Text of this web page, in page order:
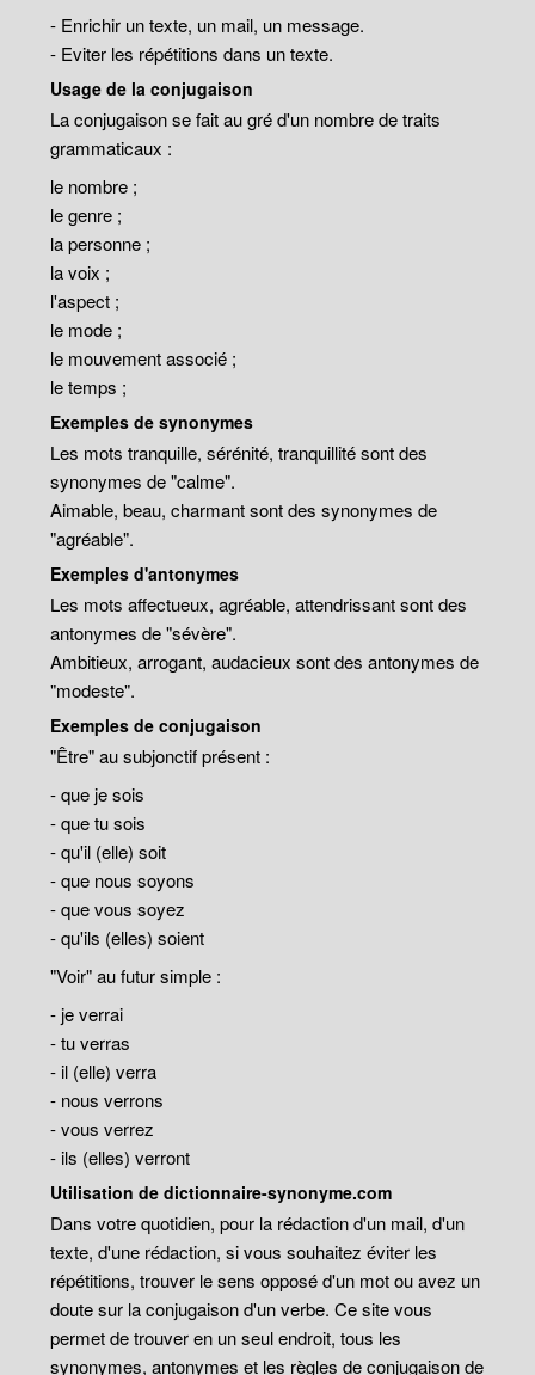
- Enrichir un texte, un mail, un message.
- Eviter les répétitions dans un texte.
Usage de la conjugaison
La conjugaison se fait au gré d'un nombre de traits
grammaticaux :
le nombre ;
le genre ;
la personne ;
la voix ;
l'aspect ;
le mode ;
le mouvement associé ;
le temps ;
Exemples de synonymes
Les mots tranquille, sérénité, tranquillité sont des
synonymes de "calme".
Aimable, beau, charmant sont des synonymes de
"agréable".
Exemples d'antonymes
Les mots affectueux, agréable, attendrissant sont des
antonymes de "sévère".
Ambitieux, arrogant, audacieux sont des antonymes de
"modeste".
Exemples de conjugaison
"Être" au subjonctif présent :
- que je sois
- que tu sois
- qu'il (elle) soit
- que nous soyons
- que vous soyez
- qu'ils (elles) soient
"Voir" au futur simple :
- je verrai
- tu verras
- il (elle) verra
- nous verrons
- vous verrez
- ils (elles) verront
Utilisation de dictionnaire-synonyme.com
Dans votre quotidien, pour la rédaction d'un mail, d'un
texte, d'une rédaction, si vous souhaitez éviter les
répétitions, trouver le sens opposé d'un mot ou avez un
doute sur la conjugaison d'un verbe. Ce site vous
permet de trouver en un seul endroit, tous les
synonymes, antonymes et les règles de conjugaison de